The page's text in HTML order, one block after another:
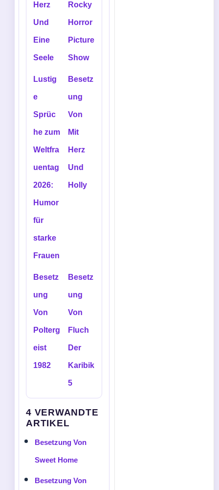
Herz
Und
Eine
Seele
Rocky
Horror
Picture
Show
Lustig
e
Sprüc
he zum
Weltfra
uentag
2026:
Humor
für
starke
Frauen
Besetz
ung
Von
Mit
Herz
Und
Holly
Besetz
ung
Von
Polterg
eist
1982
Besetz
ung
Von
Fluch
Der
Karibik
5
4 VERWANDTE
ARTIKEL
Besetzung Von
Sweet Home
Besetzung Von